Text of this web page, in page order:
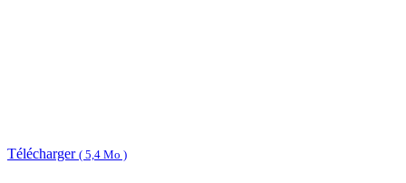
Télécharger ( 5,4 Mo )